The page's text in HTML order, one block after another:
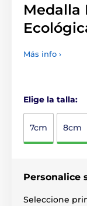
Medalla
Más info ›
Elige la talla:
7cm 8cm
Personalice
Seleccione